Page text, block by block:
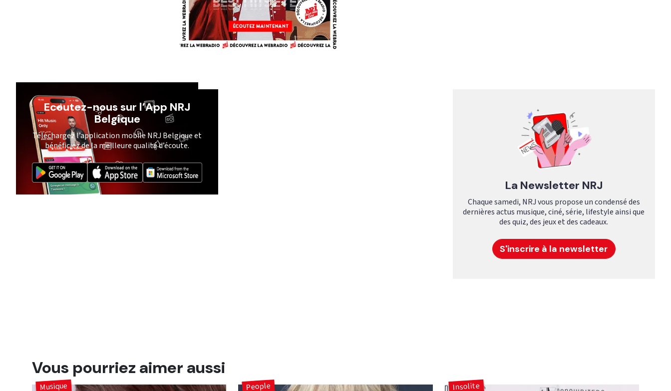
Ecoutez-nous sur l’App NRJ
Belgique
Téléchargez l’application mobile NRJ Belgique et
bénéficiez de la meilleure qualité d’écoute.
La Newsletter NRJ
Chaque samedi, NRJ vous propose un condensé des
dernières actus musique, ciné, série, lifestyle ainsi que
des quiz, des jeux et des cadeaux.
S'inscrire à la newsletter
Vous pourriez aimer aussi
Musique People Insolite